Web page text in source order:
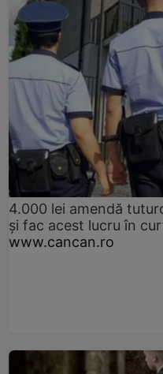
4.000 lei amendă
și fac acest lucru în
www.cancan.ro